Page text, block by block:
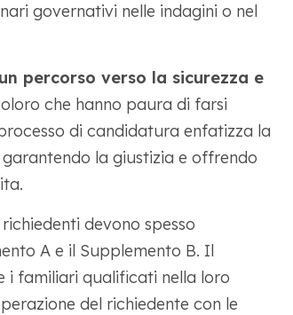
governativi nelle indagini o nel
percorso verso la sicurezza e
che hanno paura di farsi
di candidatura enfatizza la
la giustizia e offrendo
devono spesso
A e il Supplemento B. Il
i familiari qualificati nella loro
del richiedente con le